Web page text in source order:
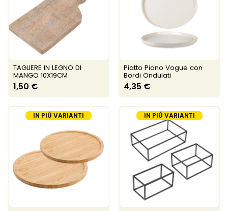
TAGLIERE IN LEGNO DI
MANGO 10X19CM
1,50 €
Piatto Piano Vogue con
Bordi Ondulati
4,35 €
IN PIÙ VARIANTI IN PIÙ VARIANTI